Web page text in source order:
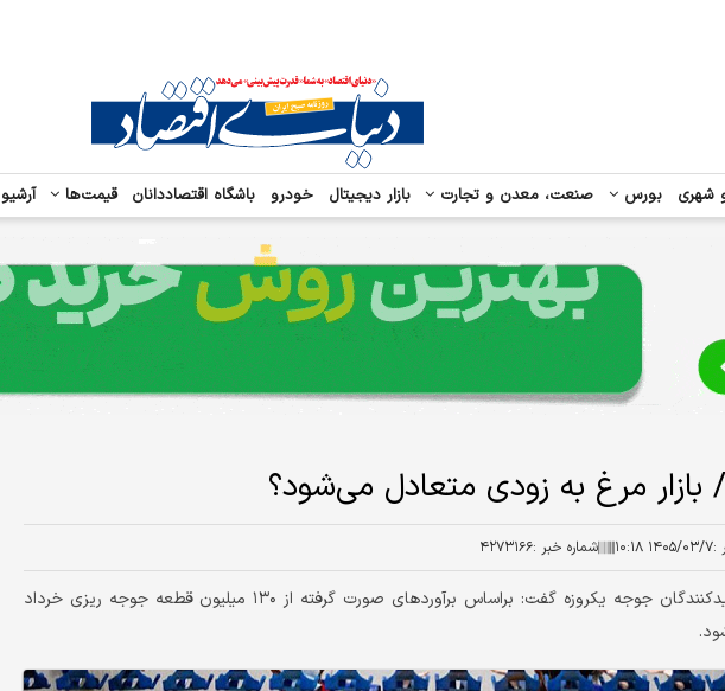
شهری بورس صنعت، معدن و تجارت بازار دیجیتال خودرو باشگاه اقتصاددانان قیمت‌ها آرشیو
مرغ به زودی متعادل می‌شود؟
:۱۴۰۵/۰۳/۷ ۱۰:۱۸ شماره خبر :۴۲۷۳۱۶۶
دبیر انجمن تولیدکنندگان جوجه یکروزه گفت: براساس برآورد‌های صورت گرفته از ۱۳۰ میلیون قطعه جوجه ریزی خرداد